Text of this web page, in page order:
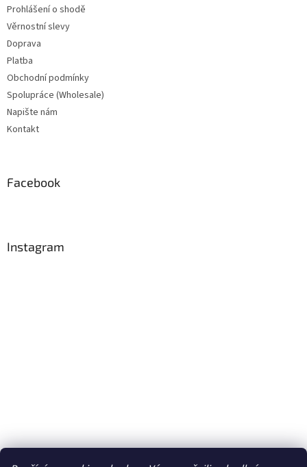
Prohlášení o shodě
Věrnostní slevy
Doprava
Platba
Obchodní podmínky
Spolupráce (Wholesale)
Napište nám
Kontakt
Facebook
Instagram